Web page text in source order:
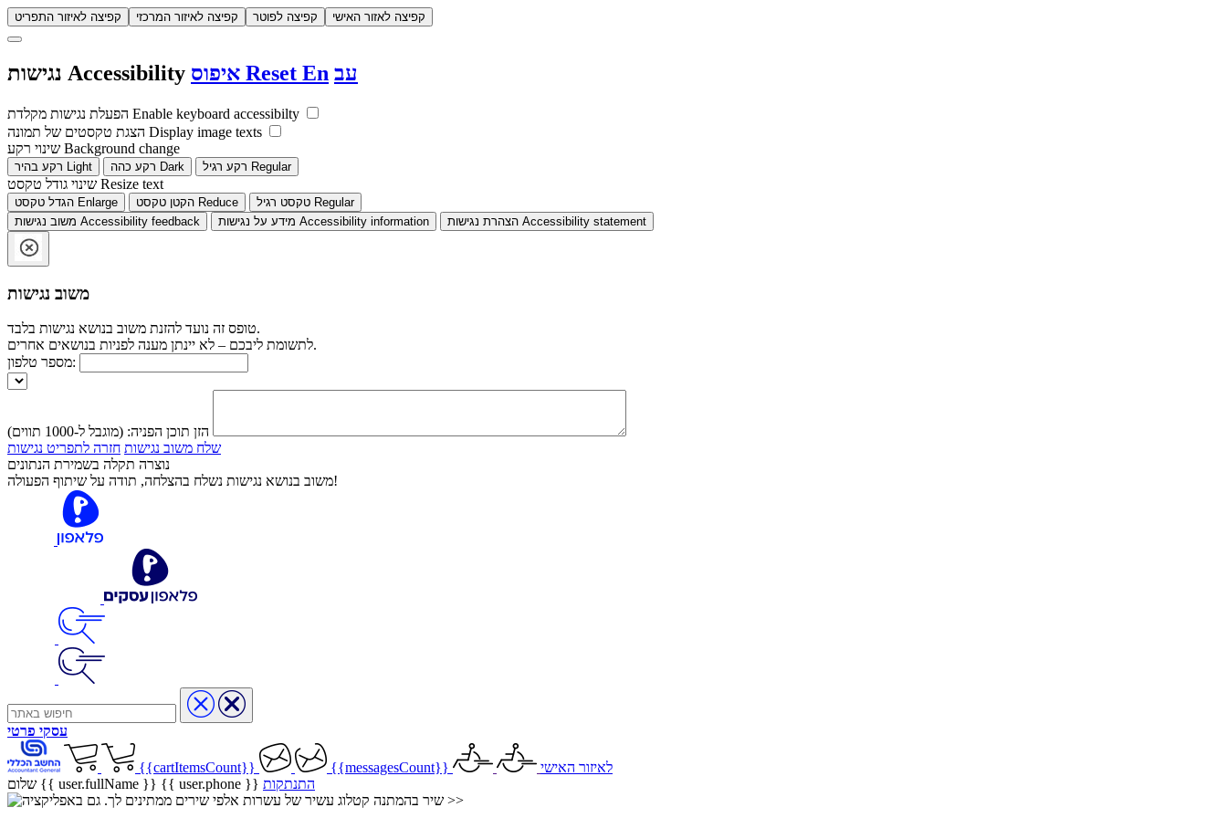
קפיצה לאיזור התפריט קפיצה לאיזור המרכזי קפיצה לפוטר קפיצה לאזור האישי
Accessibility Reset En עב
Enable keyboard accessibilty
Display image texts
Background change
Light Dark Regular
Resize text
Enlarge Reduce
Regular
Accessibility feedback Accessibility information Accessibility statement
משוב נגישות
טופס זה נועד להזנת משוב בנושא נגישות בלבד.
לתשומת ליבכם – לא יינתן מענה לפניות בנושאים אחרים.
מספר טלפון:
הזן תוכן הפניה: (מוגבל ל-1000 תווים)
שלח משוב נגישות חזרה לתפריט נגישות
נוצרה תקלה בשמירת הנתונים
משוב בנושא נגישות נשלח בהצלחה, תודה על שיתוף הפעולה!
עסקי פרטי
{{cartItemsCount}} {{messagesCount}}
לאיזור האישי
שלום {{ user.fullName }} {{ user.phone }} התנתקות